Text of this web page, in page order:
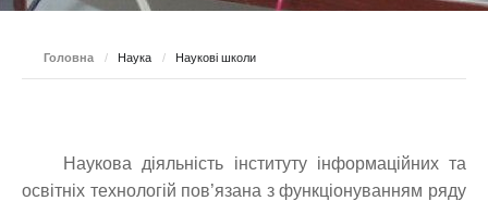
Головна / Наука / Наукові школи
Наукова діяльність інституту інформаційних та
освітніх технологій пов’язана з функціонуванням ряду